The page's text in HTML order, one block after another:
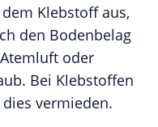
Klebstoff aus,
den Bodenbelag
oder
Bei Klebstoffen
vermieden.